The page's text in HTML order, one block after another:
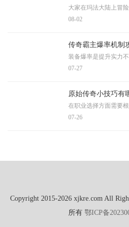
08-02
传奇霸主爆率机制
07-27
原始传奇小技巧有
07-26
Copyright 2015-2026 xjkre.com All
所有 鄂ICP备